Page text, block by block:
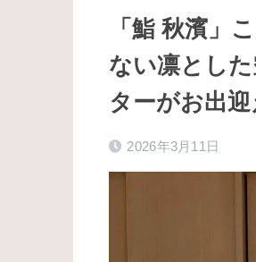
「鮨 秋濱」
ない凛とし
ターがお出迎
2026年3月11日